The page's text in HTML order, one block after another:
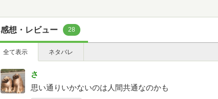
感想・レビュー 28
全て表示 ネタバレ
さ
思い通りいかないのは人間共通なのかも